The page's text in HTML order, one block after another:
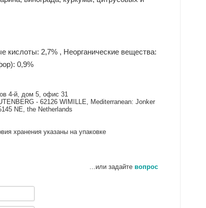
2,7% , Неорганические вещества:
0,9%
4-й, дом 5, офис 31
- 62126 WIMILLE, Mediterranean: Jonker
NE, the Netherlands
хранения указаны на упаковке
...или задайте вопрос